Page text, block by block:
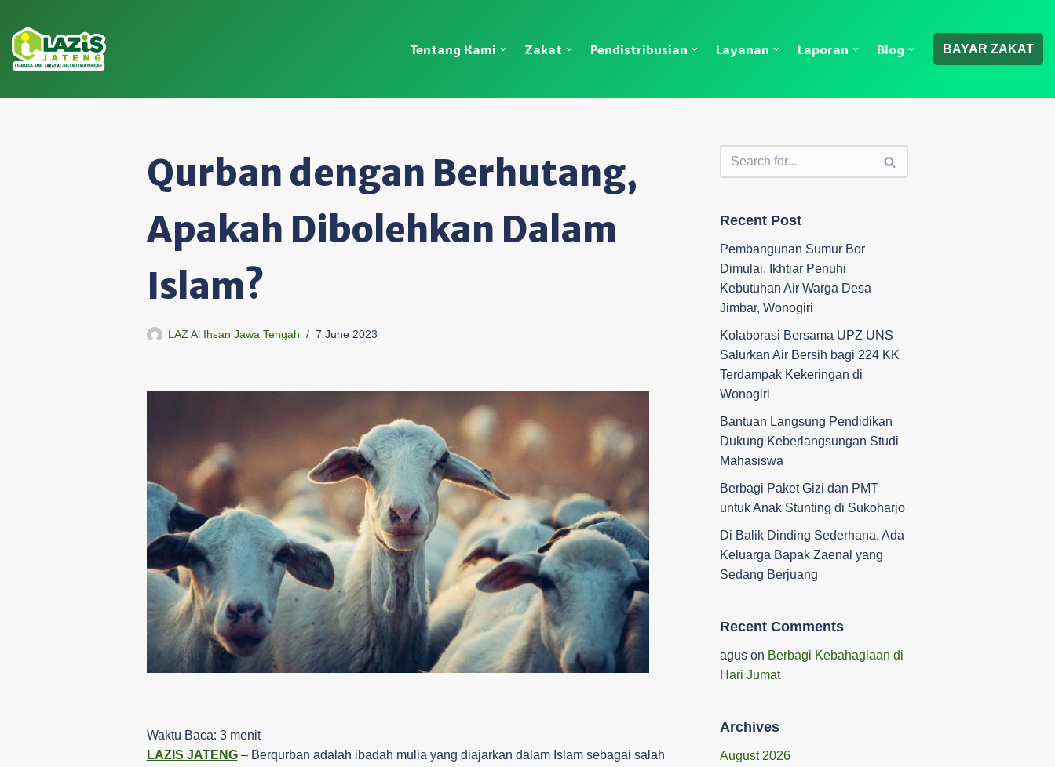
Skip
to
Tentang Kami Zakat Pendistribusian Layanan Laporan Blog BAYAR ZAKAT
Qurban dengan Berhutang,
Apakah Dibolehkan Dalam
Islam?
LAZ Al Ihsan Jawa Tengah 7 June 2023
Waktu Baca: 3 menit
LAZIS JATENG– Berqurban adalah ibadah mulia yang diajarkan dalam Islam sebagai salah
Recent Post
Pembangunan Sumur Bor
Dimulai, Ikhtiar Penuhi
Kebutuhan Air Warga Desa
Jimbar, Wonogiri
Kolaborasi Bersama UPZ UNS
Salurkan Air Bersih bagi 224 KK
Terdampak Kekeringan di
Wonogiri
‎Bantuan Langsung Pendidikan
Dukung Keberlangsungan Studi
Mahasiswa ‎
Berbagi Paket Gizi dan PMT
untuk Anak Stunting di Sukoharjo
Di Balik Dinding Sederhana, Ada
Keluarga Bapak Zaenal yang
Sedang Berjuang
Recent Comments
agus on Berbagi Kebahagiaan di
Hari Jumat
Archives
August 2026